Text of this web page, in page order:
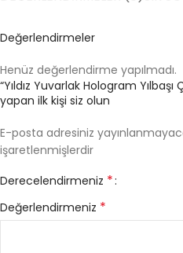
Değerlendirmeler
Henüz değerlendirme yapılmadı.
“Yıldız Yuvarlak Hologram
yapan ilk kişi siz olun
E-posta adresiniz
işaretlenmişlerdir
Derecelendirmeniz *
Değerlendirmeniz *